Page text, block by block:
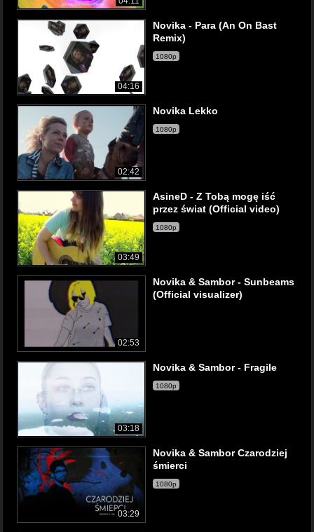
04:16
Novika - Para (An On Bast
Remix)
1080p
02:42
Novika Lekko
1080p
03:49
AsineD - Z Tobą mogę iść
przez świat (Official video)
1080p
02:53
Novika & Sambor - Sunbeams
(Official visualizer)
03:18
Novika & Sambor - Fragile
1080p
03:29
Novika & Sambor Czarodziej
śmierci
1080p